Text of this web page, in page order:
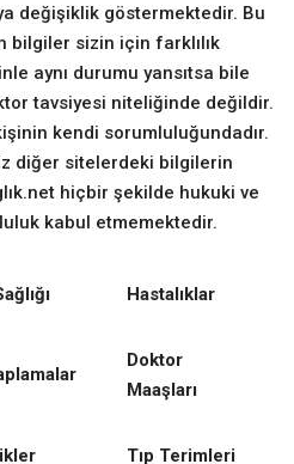
değişiklik göstermektedir. Bu
bilgiler sizin için farklılık
aynı durumu yansıtsa bile
tavsiyesi niteliğinde değildir.
kendi sorumluluğundadır.
diğer sitelerdeki bilgilerin
hiçbir şekilde hukuki ve
kabul etmemektedir.
Hastalıklar
Doktor
Maaşları
Tıp Terimleri